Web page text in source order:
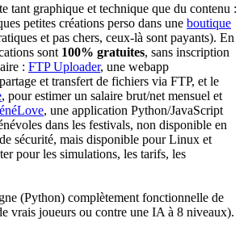
tant graphique et technique que du contenu :
petites créations perso dans une boutique
et pas chers, ceux-là sont payants). En
sont 100% gratuites, sans inscription
: FTP Uploader, une webapp
et transfert de fichiers via FTP, et le
, pour estimer un salaire brut/net mensuel et
, une application Python/JavaScript
dans les festivals, non disponible en
sécurité, mais disponible pour Linux et
pour les simulations, les tarifs, les
(Python) complètement fonctionnelle de
vrais joueurs ou contre une IA à 8 niveaux).